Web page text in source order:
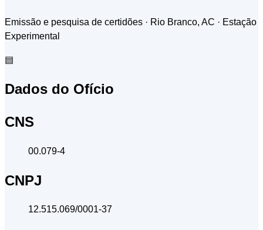
Emissão e pesquisa de certidões · Rio Branco, AC · Estação
Experimental
▤
Dados do Ofício
CNS
00.079-4
CNPJ
12.515.069/0001-37